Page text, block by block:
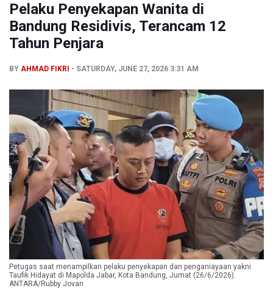
Insiden Penembakan Terjadi di Festival Budaya Lembah
Pelaku Penyekapan Wanita di
Bandung Residivis, Terancam 12
Tahun Penjara
BY AHMAD FIKRI SATURDAY, JUNE 27, 2026 3:31 AM
Petugas saat menampilkan pelaku penyekapan dan penganiayaan yakni
Taufik Hidayat di Mapolda Jabar, Kota Bandung, Jumat (26/6/2026).
ANTARA/Rubby Jovan